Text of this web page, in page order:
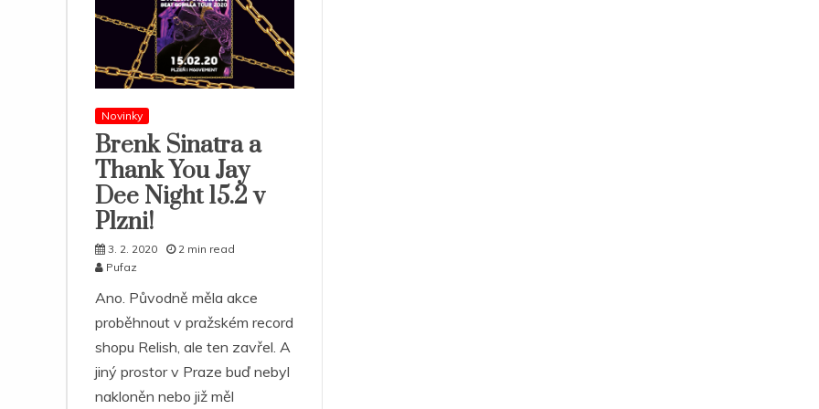
Novinky
Brenk Sinatra a
Thank You Jay
Dee Night 15.2 v
Plzni!
3. 2. 2020
2 min read
Pufaz
Ano. Původně měla akce
proběhnout v pražském record
shopu Relish, ale ten zavřel. A
jiný prostor v Praze buď nebyl
nakloněn nebo již měl